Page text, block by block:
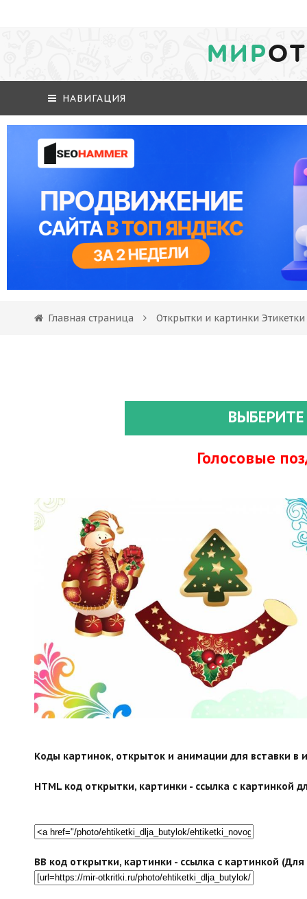
МИР
НАВИГАЦИЯ
Главная страница Открытки и картинки
Голосовые
Коды картинок, открыток и анимации для вставки в
HTML код открытки, картинки - ссылка с картинкой
BB код открытки, картинки - ссылка с картинкой